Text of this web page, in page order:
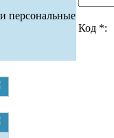
персональные
Код *: